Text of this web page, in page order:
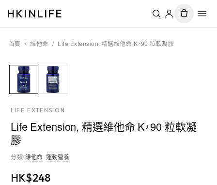
HKINLIFE
首頁 / 維他命 / Life Extension, 精選維他命 K，90 粒軟凝膠
LIFE EXTENSION
Life Extension, 精選維他命 K，90 粒軟凝
膠
分類:維他命·運動營養
HK$248